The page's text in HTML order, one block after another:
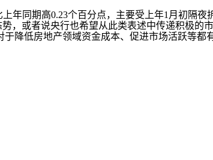
同期高0.23个百分点，主要受上年1月初隔
，或者说央行也希望从此类表述中传递积极
降低房地产领域资金成本、促进市场活跃等都